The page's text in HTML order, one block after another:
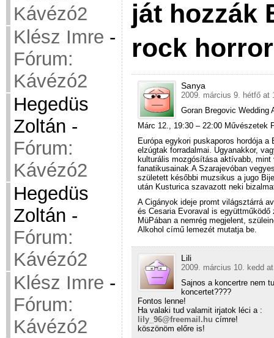
Kávézó2
Klész Imre -
Fórum:
Kávézó2
Hegedüs
Zoltán -
Fórum:
Kávézó2
Hegedüs
Zoltán -
Fórum:
Kávézó2
Klész Imre -
Fórum:
Kávézó2
ját hozzák
rock
Sanya
2009. március 9. hétfő at
Goran Bregovic Wedding
Márc 12., 19:30 – 22:00 Művészetek
Európa egykori puskaporos hordója
elzúgtak forradalmai. Ugyanakkor,
kulturális mozgósítása aktívabb, mint
fanatikusainak.A Szarajevóban
született későbbi muzsikus a jugo
után Kusturica szavazott neki
A Cigányok ideje promt világsztárrá
és Cesaria Evoraval is
MüPában a nemrég megjelent,
Alkohol című lemezét mutatja be.
Lili
2009. március 10. kedd
Sajnos a koncertre nem
koncertet????
Fontos lenne!
Ha valaki tud valamit irjatok léci a :
lily_96@freemail.hu címre!
köszönöm előre is!